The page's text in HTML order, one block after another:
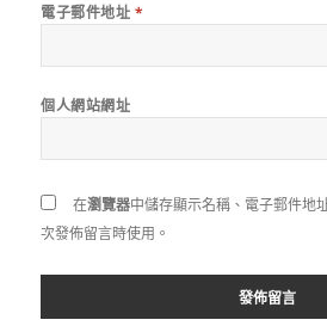
電子郵件地址 *
個人網站網址
在瀏覽器中儲存顯示名稱、電子郵件地
次發佈留言時使用。